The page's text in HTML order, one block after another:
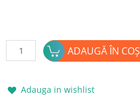
Cantitate
EASYCARE
-
ADAUGĂ ÎN COȘ
Adauga in wishlist